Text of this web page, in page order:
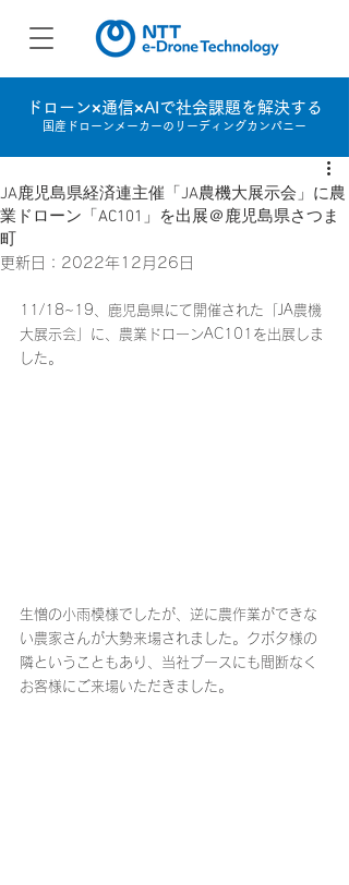
ドローン×通信×AIで社会課題を解決する
国産ドローンメーカーのリーディングカンパニー
JA鹿児島県経済連主催「JA農機大展示会」に農
業ドローン「AC101」を出展＠鹿児島県さつま
町
更新日： 2022年12月26日
11/18~19、鹿児島県にて開催された「JA農機
大展示会」に、農業ドローンAC101を出展しま
した。
生憎の小雨模様でしたが、逆に農作業ができな
い農家さんが大勢来場されました。クボタ様の
隣ということもあり、当社ブースにも間断なく
お客様にご来場いただきました。